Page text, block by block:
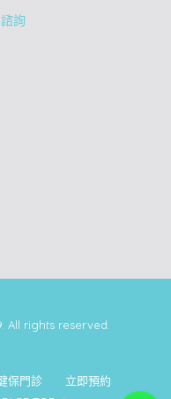
詢
All rights reserved.
保門診
立即預約